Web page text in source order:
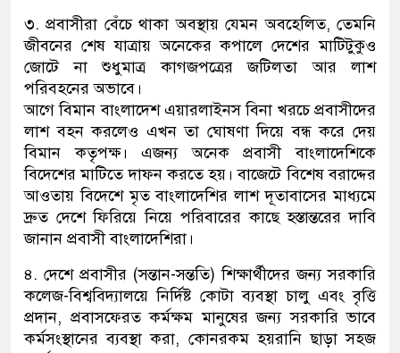
৩. প্রবাসীরা বেঁচে থাকা অবস্থায় যেমন অবহেলিত, তেমনি
জীবনের শেষ যাত্রায় অনেকের কপালে দেশের মাটিটুকুও
জোটে না শুধুমাত্র কাগজপত্রের জটিলতা আর লাশ
পরিবহনের অভাবে।
আগে বিমান বাংলাদেশ এয়ারলাইনস বিনা খরচে প্রবাসীদের
লাশ বহন করলেও এখন তা ঘোষণা দিয়ে বন্ধ করে দেয়
বিমান কতৃপক্ষ। এজন্য অনেক প্রবাসী বাংলাদেশিকে
বিদেশের মাটিতে দাফন করতে হয়। বাজেটে বিশেষ বরাদ্দের
আওতায় বিদেশে মৃত বাংলাদেশির লাশ দূতাবাসের মাধ্যমে
দ্রুত দেশে ফিরিয়ে নিয়ে পরিবারের কাছে হস্তান্তরের দাবি
জানান প্রবাসী বাংলাদেশিরা।
৪. দেশে প্রবাসীর (সন্তান-সন্ততি) শিক্ষার্থীদের জন্য সরকারি
কলেজ-বিশ্ববিদ্যালয়ে নির্দিষ্ট কোটা ব্যবস্থা চালু এবং বৃত্তি
প্রদান, প্রবাসফেরত কর্মক্ষম মানুষের জন্য সরকারি ভাবে
কর্মসংস্থানের ব্যবস্থা করা, কোনরকম হয়রানি ছাড়া সহজ